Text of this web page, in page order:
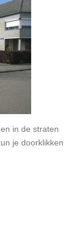
in de straten
je doorklikken